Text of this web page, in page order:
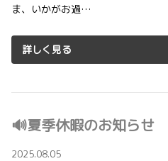
ま、いかがお過…
詳しく見る
🔊夏季休暇のお知らせ
2025.08.05